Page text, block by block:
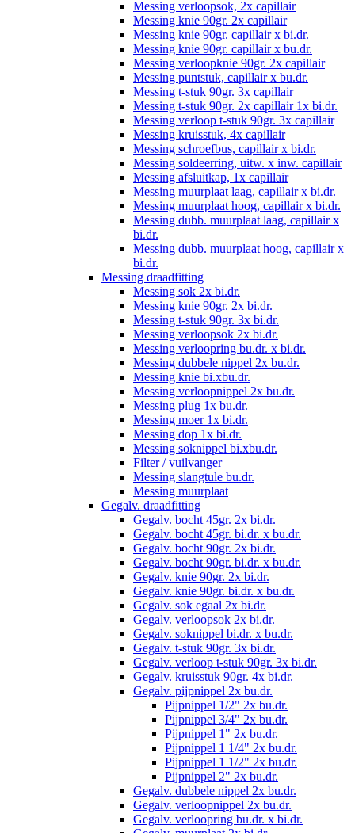
Messing verloopsok, 2x capillair
Messing knie 90gr. 2x capillair
Messing knie 90gr. capillair x bi.dr.
Messing knie 90gr. capillair x bu.dr.
Messing verloopknie 90gr. 2x capillair
Messing puntstuk, capillair x bu.dr.
Messing t-stuk 90gr. 3x capillair
Messing t-stuk 90gr. 2x capillair 1x bi.dr.
Messing verloop t-stuk 90gr. 3x capillair
Messing kruisstuk, 4x capillair
Messing schroefbus, capillair x bi.dr.
Messing soldeerring, uitw. x inw. capillair
Messing afsluitkap, 1x capillair
Messing muurplaat laag, capillair x bi.dr.
Messing muurplaat hoog, capillair x bi.dr.
Messing dubb. muurplaat laag, capillair x
bi.dr.
Messing dubb. muurplaat hoog, capillair x
bi.dr.
Messing draadfitting
Messing sok 2x bi.dr.
Messing knie 90gr. 2x bi.dr.
Messing t-stuk 90gr. 3x bi.dr.
Messing verloopsok 2x bi.dr.
Messing verloopring bu.dr. x bi.dr.
Messing dubbele nippel 2x bu.dr.
Messing knie bi.xbu.dr.
Messing verloopnippel 2x bu.dr.
Messing plug 1x bu.dr.
Messing moer 1x bi.dr.
Messing dop 1x bi.dr.
Messing soknippel bi.xbu.dr.
Filter / vuilvanger
Messing slangtule bu.dr.
Messing muurplaat
Gegalv. draadfitting
Gegalv. bocht 45gr. 2x bi.dr.
Gegalv. bocht 45gr. bi.dr. x bu.dr.
Gegalv. bocht 90gr. 2x bi.dr.
Gegalv. bocht 90gr. bi.dr. x bu.dr.
Gegalv. knie 90gr. 2x bi.dr.
Gegalv. knie 90gr. bi.dr. x bu.dr.
Gegalv. sok egaal 2x bi.dr.
Gegalv. verloopsok 2x bi.dr.
Gegalv. soknippel bi.dr. x bu.dr.
Gegalv. t-stuk 90gr. 3x bi.dr.
Gegalv. verloop t-stuk 90gr. 3x bi.dr.
Gegalv. kruisstuk 90gr. 4x bi.dr.
Gegalv. pijpnippel 2x bu.dr.
Pijpnippel 1/2" 2x bu.dr.
Pijpnippel 3/4" 2x bu.dr.
Pijpnippel 1" 2x bu.dr.
Pijpnippel 1 1/4" 2x bu.dr.
Pijpnippel 1 1/2" 2x bu.dr.
Pijpnippel 2" 2x bu.dr.
Gegalv. dubbele nippel 2x bu.dr.
Gegalv. verloopnippel 2x bu.dr.
Gegalv. verloopring bu.dr. x bi.dr.